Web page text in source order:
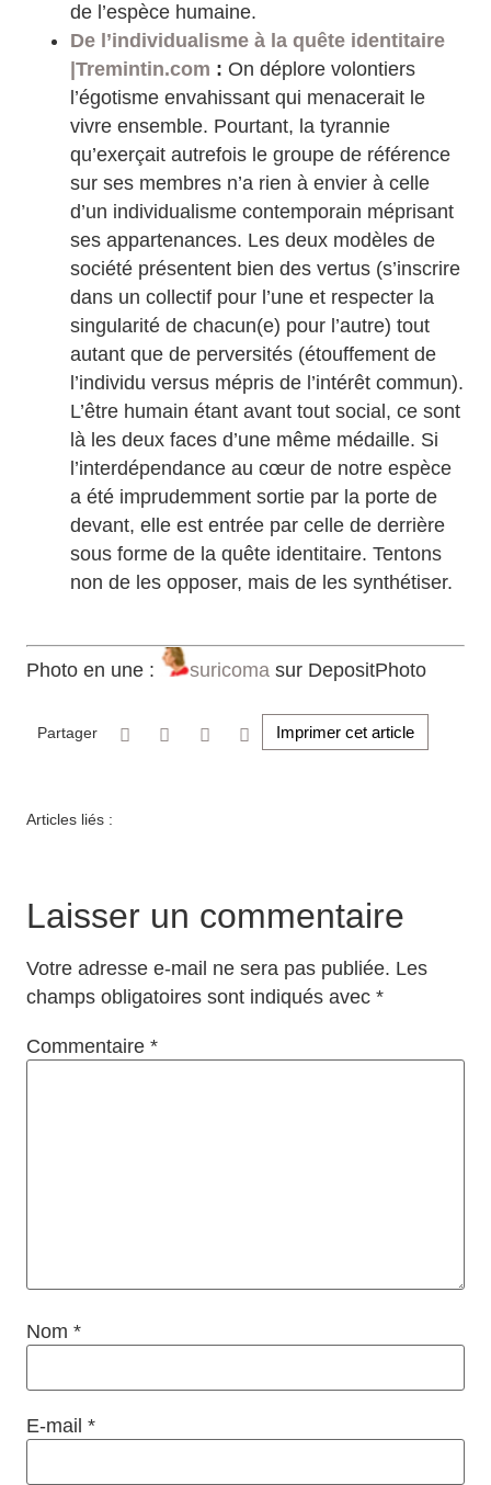
de l’espèce humaine.
De l’individualisme à la quête identitaire
|Tremintin.com : On déplore volontiers
l’égotisme envahissant qui menacerait le
vivre ensemble. Pourtant, la tyrannie
qu’exerçait autrefois le groupe de référence
sur ses membres n’a rien à envier à celle
d’un individualisme contemporain méprisant
ses appartenances. Les deux modèles de
société présentent bien des vertus (s’inscrire
dans un collectif pour l’une et respecter la
singularité de chacun(e) pour l’autre) tout
autant que de perversités (étouffement de
l’individu versus mépris de l’intérêt commun).
L’être humain étant avant tout social, ce sont
là les deux faces d’une même médaille. Si
l’interdépendance au cœur de notre espèce
a été imprudemment sortie par la porte de
devant, elle est entrée par celle de derrière
sous forme de la quête identitaire. Tentons
non de les opposer, mais de les synthétiser.
Photo en une : suricoma sur DepositPhoto
Partager Imprimer cet article
Articles liés :
Laisser un commentaire
Votre adresse e-mail ne sera pas publiée. Les
champs obligatoires sont indiqués avec *
Commentaire *
Nom *
E-mail *